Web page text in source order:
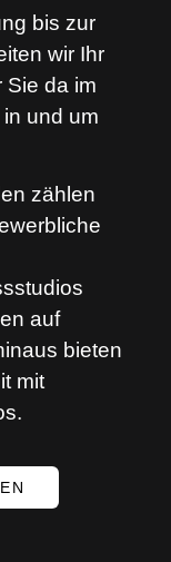
bis zur
wir Ihr
Sie da im
und um
zählen
auf
bieten
mit